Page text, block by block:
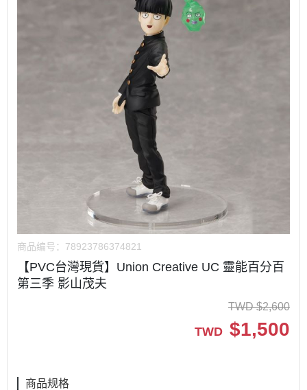
商品编号： 78923786374821
【PVC台灣現貨】Union Creative UC 靈能百分百
第三季 影山茂夫
TWD $2,600
TWD $1,500
商品规格